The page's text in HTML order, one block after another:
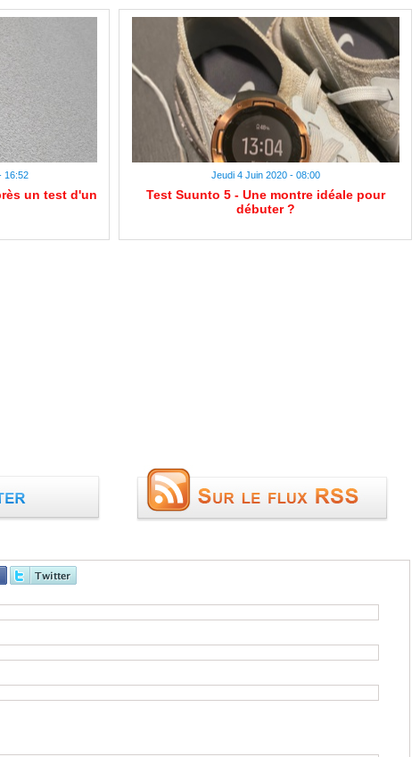
16:52
un test d'un
Jeudi 4 Juin 2020 - 08:00
Test Suunto 5 - Une montre idéale pour
débuter ?